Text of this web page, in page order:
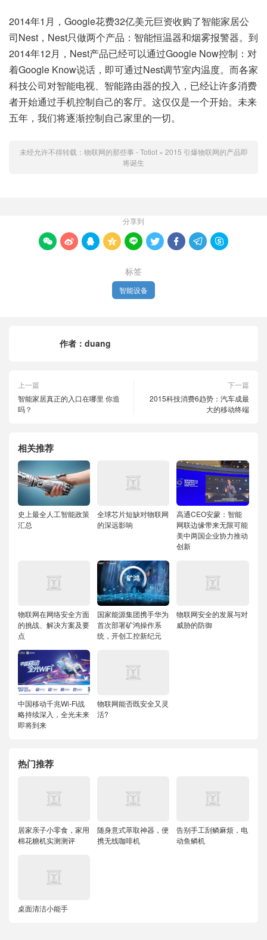
2014年1月，Google花费32亿美元巨资收购了智能家居公
司Nest，Nest只做两个产品：智能恒温器和烟雾报警器。到
2014年12月，Nest产品已经可以通过Google Now控制：对
着Google Know说话，即可通过Nest调节室内温度。而各家
科技公司对智能电视、智能路由器的投入，已经让许多消费
者开始通过手机控制自己的客厅。这仅仅是一个开始。未来
五年，我们将逐渐控制自己家里的一切。
未经允许不得转载： 物联网的那些事 - Totiot» 2015 引爆物联网的产品即
将诞生
分享到
        
标签
智能设备
作者： duang
上一篇
智能家居真正的入口在哪里 你造
吗？
下一篇
2015科技消费6趋势：汽车成最
大的移动终端
相关推荐
史上最全人工智能政策
汇总
全球芯片短缺对物联网
的深远影响
高通CEO安蒙：智能
网联边缘带来无限可能
美中两国企业协力推动
创新
物联网在网络安全方面
的挑战、解决方案及要
点
国家能源集团携手华为
首次部署矿鸿操作系
统，开创工控新纪元
物联网安全的发展与对
威胁的防御
中国移动千兆Wi-Fi战
略持续深入，全光未来
即将到来
物联网能否既安全又灵
活?
热门推荐
居家亲子小零食，家用
棉花糖机实测测评
随身意式萃取神器，便
携无线咖啡机
告别手工刮鳞麻烦，电
动鱼鳞机
桌面清洁小能手